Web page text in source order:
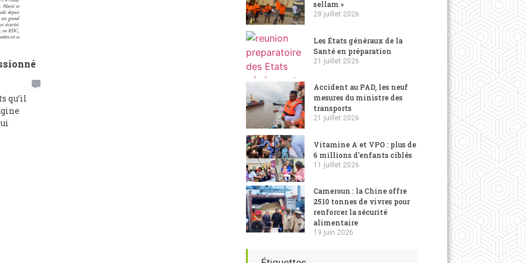
qu’il
sellam »
28 juillet 2026
Les États généraux de la
Santé en préparation
21 juillet 2026
Accident au PAD, les neuf
mesures du ministre des
transports
21 juillet 2026
Vitamine A et VPO : plus de
6 millions d'enfants ciblés
11 juillet 2026
Cameroun : la Chine offre
2510 tonnes de vivres pour
renforcer la sécurité
alimentaire
19 juin 2026